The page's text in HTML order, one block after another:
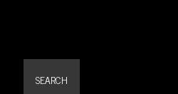
SEARCH